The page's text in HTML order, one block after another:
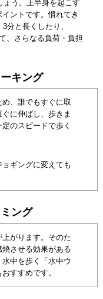
ょう。上半身を起こす
ントです。慣れてき
分と長くしたり、
、さらなる負荷・負担
キング
、誰でもすぐに取
に伸ばし、歩きま
のスピードで歩く
ギングに変えても
ング
がります。そのた
させる効果がある
中を歩く「水中ウ
すすめです。